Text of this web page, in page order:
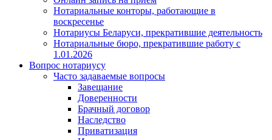
Нотариальные конторы, работающие в
воскресенье
Нотариусы Беларуси, прекратившие деятельность
Нотариальные бюро, прекратившие работу с
1.01.2026
Вопрос нотариусу
Часто задаваемые вопросы
Завещание
Доверенности
Брачный договор
Наследство
Приватизация